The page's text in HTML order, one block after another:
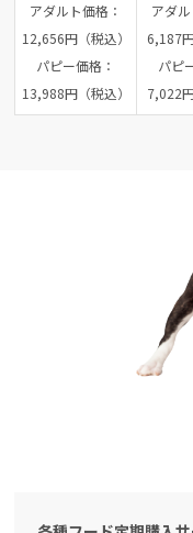
アダルト価格：
12,656円（税込）
パピー価格：
13,988円（税込）
アダル
6,187
パピ
7,022